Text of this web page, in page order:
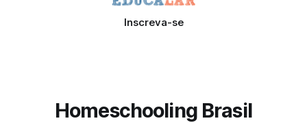
Inscreva-se
Homeschooling Brasil